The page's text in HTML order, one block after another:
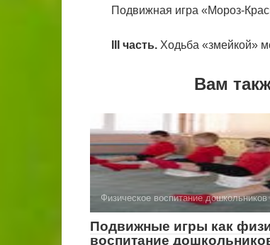
Подвижная игра «Мороз-
III часть. Ходьба «змейкой»
Вам
Физическое воспитание дошкольников
Подвижные игры как
воспитание